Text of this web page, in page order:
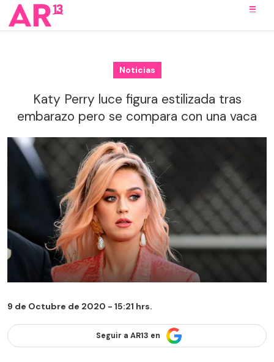
Noticias
Katy Perry luce figura estilizada tras
embarazo pero se compara con una vaca
9 de Octubre de 2020 - 15:21 hrs.
Seguir a AR13 en